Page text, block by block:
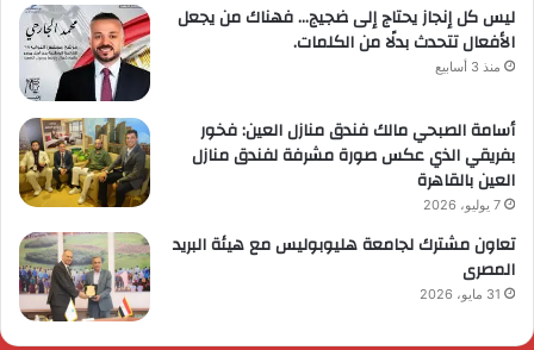
ليس كل إنجاز يحتاج إلى ضجيج… فهناك من يجعل
الأفعال تتحدث بدلًا من الكلمات.
منذ 3 أسابيع
أسامة الصبحي مالك فندق منازل العين: فخور
بفريقي الذي عكس صورة مشرفة لفندق منازل
العين بالقاهرة
7 يوليو، 2026
تعاون مشترك لجامعة هليوبوليس مع هيئة البريد
المصرى
31 مايو، 2026